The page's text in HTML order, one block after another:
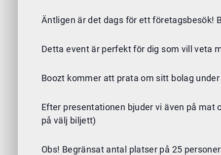
Äntligen är det dags för ett företagsbesök!
Detta event är perfekt för dig som vill veta
Boozt kommer att prata om sitt bolag
Efter presentationen bjuder vi även på mat
på välj biljett)
Obs! Begränsat antal platser på 25